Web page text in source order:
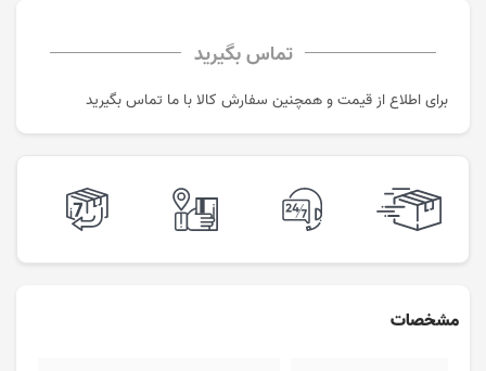
تماس بگیرید
برای اطلاع از قیمت و همچنین سفارش کالا با ما تماس بگیرید
مشخصات